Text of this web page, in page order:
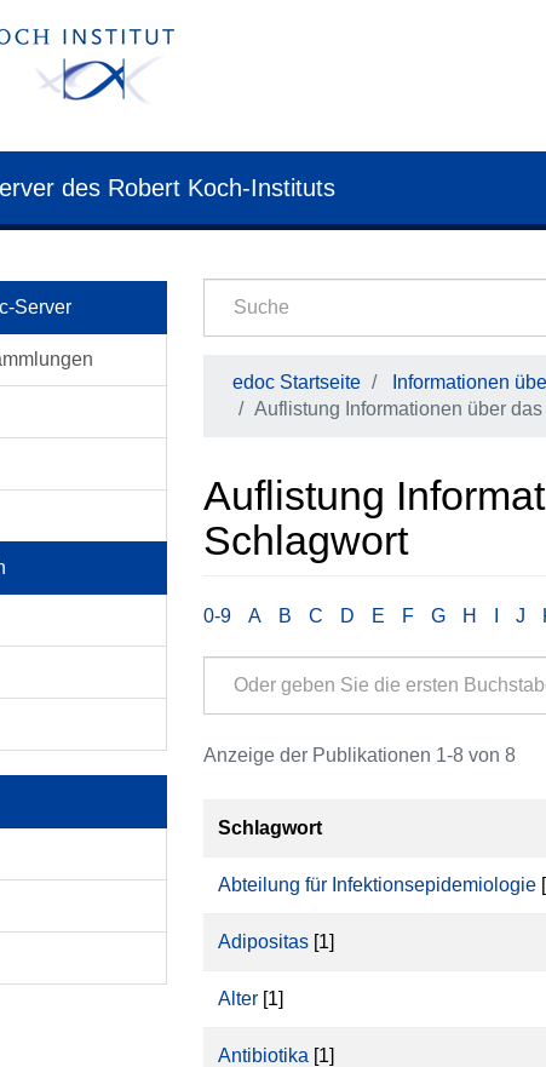
des Robert Koch-Instituts
Server
edoc Startseite
Informationen
Auflistung Informationen über
Auflistung
Schlagwort
0-9 A B C D E F G H J
Anzeige der Publikationen 1-8 von 8
Schlagwort
Abteilung für Infektionsepidemiologie
Adipositas [1]
Alter [1]
Antibiotika [1]